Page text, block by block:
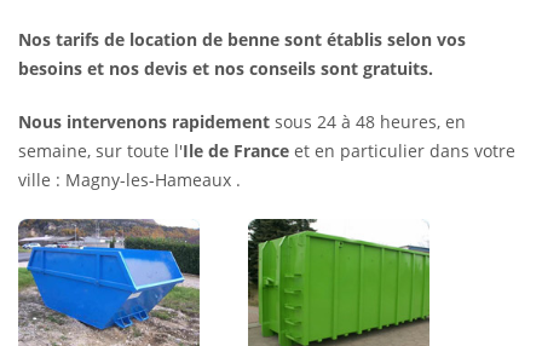
Nos tarifs de location de benne sont établis selon vos
besoins et nos devis et nos conseils sont gratuits.
Nous intervenons rapidement sous 24 à 48 heures, en
semaine, sur toute l'Ile de France et en particulier dans votre
ville : Magny-les-Hameaux .